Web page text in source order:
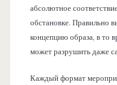
абсолютное
обстановке. Правильно
концепцию образа, в то
может разрушить даже
Каждый формат